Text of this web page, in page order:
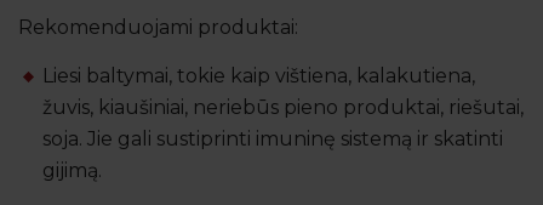
Rekomenduojami produktai:
Liesi baltymai, tokie kaip vištiena, kalakutiena,
žuvis, kiaušiniai, neriebūs pieno produktai, riešutai,
soja. Jie gali sustiprinti imuninę sistemą ir skatinti
gijimą.